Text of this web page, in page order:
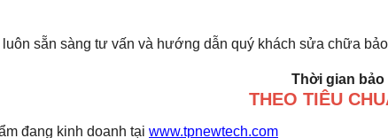
sẵn sàng tư vấn và hướng dẫn quý khách sửa chữa
Thời gian bảo
THEO TIÊU
đang kinh doanh tại www.tpnewtech.com